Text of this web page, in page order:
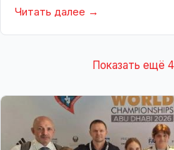
Читать далее
Показать ещё